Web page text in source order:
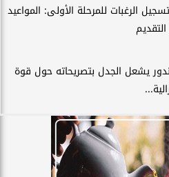
الرغبات للمرحلة الأولى: المواعيد
يشعل الجدل بتصريحاته حول قوة